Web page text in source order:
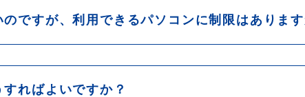
ですが、利用できるパソコンに制限はありま
ればよいですか？